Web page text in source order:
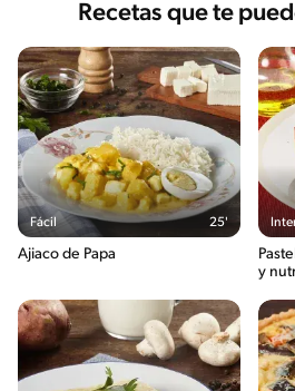
Recetas que te
Fácil 25'
Ajiaco de Papa
y